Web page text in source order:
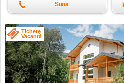
Suna
Tichete
Vacanță